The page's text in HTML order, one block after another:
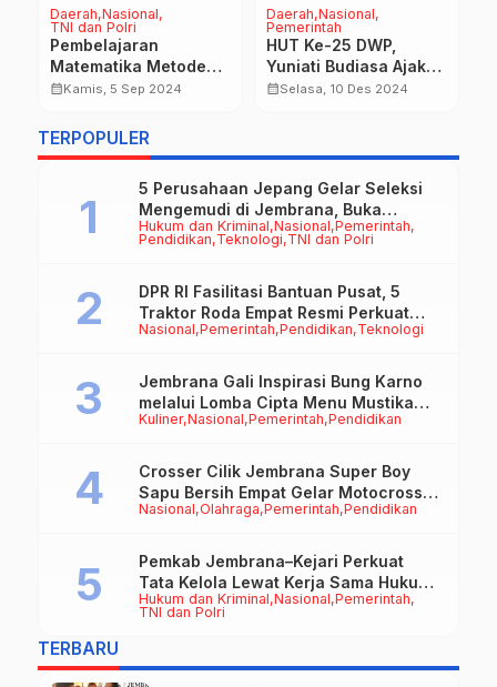
Daerah Nasional
TNI dan Polri
Pembelajaran
Matematika Metode
Gasing di Jajaran
calendar_monthKamis, 5 Sep 2024
Daerah Nasional
Pemerintah
HUT Ke-25 DWP,
Yuniati Budiasa Ajak
Jajarannya Dukung
calendar_monthSelasa, 10 Des 2024
TERPOPULER
Hukum dan Kriminal Nasional Pemerintah
Pendidikan Teknologi TNI dan Polri
5 Perusahaan Jepang Gelar Seleksi
Mengemudi di Jembrana, Buka
Peluang Kerja bagi Calon PMI
Nasional Pemerintah Pendidikan Teknologi
DPR RI Fasilitasi Bantuan Pusat, 5
Traktor Roda Empat Resmi Perkuat
Mekanisasi Pertanian Jembrana
Kuliner Nasional Pemerintah Pendidikan
Jembrana Gali Inspirasi Bung Karno
melalui Lomba Cipta Menu Mustika
Rasa
Nasional Olahraga Pemerintah Pendidikan
Crosser Cilik Jembrana Super Boy
Sapu Bersih Empat Gelar Motocross
50cc
Hukum dan Kriminal Nasional Pemerintah
TNI dan Polri
Pemkab Jembrana–Kejari Perkuat
Tata Kelola Lewat Kerja Sama Hukum
Datun
TERBARU